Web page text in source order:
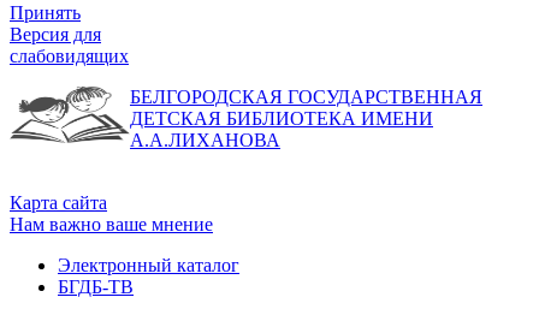
Принять
Версия для
слабовидящих
БЕЛГОРОДСКАЯ ГОСУДАРСТВЕННАЯ
ДЕТСКАЯ БИБЛИОТЕКА ИМЕНИ
А.А.ЛИХАНОВА
Карта сайта
Нам важно ваше мнение
Электронный каталог
БГДБ-ТВ